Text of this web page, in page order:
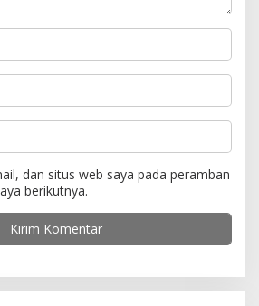
dan situs web saya pada peramban
berikutnya.